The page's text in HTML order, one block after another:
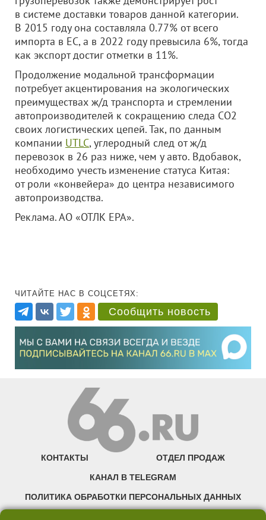
в системе доставки товаров данной категории.
В 2015 году она составляла 0.77% от всего
импорта в ЕС, а в 2022 году превысила 6%, тогда
как экспорт достиг отметки в 11%.
Продолжение модальной трансформации
потребует акцентирования на экологических
преимуществах ж/д транспорта и стремлении
автопроизводителей к сокращению следа CO2
своих логистических цепей. Так, по данным
компании UTLC, углеродный след от ж/д
перевозок в 26 раз ниже, чем у авто. Вдобавок,
необходимо учесть изменение статуса Китая:
от роли «конвейера» до центра независимого
автопроизводства.
Реклама. АО «ОТЛК ЕРА».
ЧИТАЙТЕ НАС В СОЦСЕТЯХ:
Сообщить новость
КОНТАКТЫ ОТДЕЛ ПРОДАЖ
КАНАЛ В TELEGRAM
ПОЛИТИКА ОБРАБОТКИ ПЕРСОНАЛЬНЫХ ДАННЫХ